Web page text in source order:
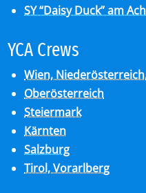
SY “Daisy Duck” am
YCA Crews
Wien,
Oberösterreich
Steiermark
Kärnten
Salzburg
Tirol, Vorarlberg